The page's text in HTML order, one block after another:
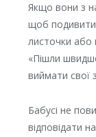
Якщо вони з
щоб
листочки або
«Пішли
виймати свої
Бабусі не
відповідати